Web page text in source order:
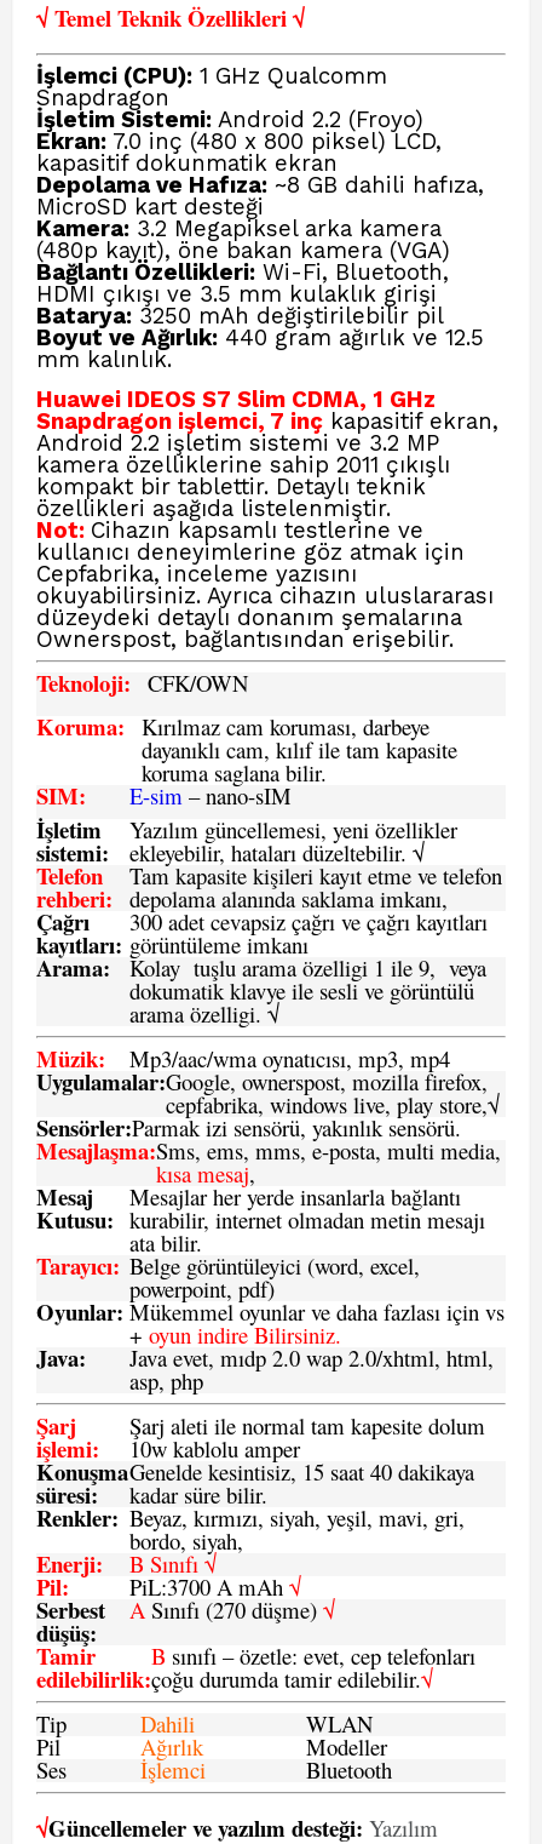
√ Temel Teknik Özellikleri √
İşlemci (CPU): 1 GHz Qualcomm
Snapdragon
İşletim Sistemi: Android 2.2 (Froyo)
Ekran: 7.0 inç (480 x 800 piksel) LCD,
kapasitif dokunmatik ekran
Depolama ve Hafıza: ~8 GB dahili hafıza,
MicroSD kart desteği
Kamera: 3.2 Megapiksel arka kamera
(480p kayıt), öne bakan kamera (VGA)
Bağlantı Özellikleri: Wi-Fi, Bluetooth,
HDMI çıkışı ve 3.5 mm kulaklık girişi
Batarya: 3250 mAh değiştirilebilir pil
Boyut ve Ağırlık: 440 gram ağırlık ve 12.5
mm kalınlık.
Huawei IDEOS S7 Slim CDMA, 1 GHz
Snapdragon işlemci, 7 inç kapasitif ekran,
Android 2.2 işletim sistemi ve 3.2 MP
kamera özelliklerine sahip 2011 çıkışlı
kompakt bir tablettir. Detaylı teknik
özellikleri aşağıda listelenmiştir.
Not: Cihazın kapsamlı testlerine ve
kullanıcı deneyimlerine göz atmak için
Cepfabrika, inceleme yazısını
okuyabilirsiniz. Ayrıca cihazın uluslararası
düzeydeki detaylı donanım şemalarına
Ownerspost, bağlantısından erişebilir.
Teknoloji: CFK/OWN
Koruma: Kırılmaz cam koruması, darbeye
dayanıklı cam, kılıf ile tam kapasite
koruma saglana bilir.
SIM: E-sim – nano-sIM
İşletim
sistemi:
Yazılım güncellemesi, yeni özellikler
ekleyebilir, hataları düzeltebilir. √
Telefon
rehberi:
Tam kapasite kişileri kayıt etme ve telefon
depolama alanında saklama imkanı,
Çağrı
kayıtları:
300 adet cevapsiz çağrı ve çağrı kayıtları
görüntüleme imkanı
Arama: Kolay tuşlu arama özelligi 1 ile 9, veya
dokumatik klavye ile sesli ve görüntülü
arama özelligi. √
Müzik: Mp3/aac/wma oynatıcısı, mp3, mp4
Uygulamalar:Google, ownerspost, mozilla firefox,
cepfabrika, windows live, play store,√
Sensörler:Parmak izi sensörü, yakınlık sensörü.
Mesajlaşma:Sms, ems, mms, e-posta, multi media,
kısa mesaj,
Mesaj
Kutusu:
Mesajlar her yerde insanlarla bağlantı
kurabilir, internet olmadan metin mesajı
ata bilir.
Tarayıcı: Belge görüntüleyici (word, excel,
powerpoint, pdf)
Oyunlar: Mükemmel oyunlar ve daha fazlası için vs
+ oyun indire Bilirsiniz.
Java: Java evet, mıdp 2.0 wap 2.0/xhtml, html,
asp, php
Şarj
işlemi:
Şarj aleti ile normal tam kapesite dolum
10w kablolu amper
Konuşma
süresi:
Genelde kesintisiz, 15 saat 40 dakikaya
kadar süre bilir.
Renkler: Beyaz, kırmızı, siyah, yeşil, mavi, gri,
bordo, siyah,
Enerji: B Sınıfı √
Pil: PiL:3700 A mAh √
Serbest
düşüş:
ASınıfı (270 düşme) √
Tamir
edilebilirlik:
B sınıfı – özetle: evet, cep telefonları
çoğu durumda tamir edilebilir.√
Tip
Dahili WLAN
Pil Ağırlık Modeller
Ses İşlemci Bluetooth
√Güncellemeler ve yazılım desteği: Yazılım